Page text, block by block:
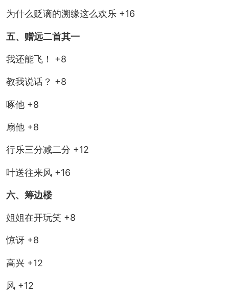
为什么贬谪的溯缘这么欢乐 +16
五、赠远二首其一
我还能飞！ +8
教我说话？ +8
啄他 +8
扇他 +8
行乐三分减二分 +12
叶送往来风 +16
六、筹边楼
姐姐在开玩笑 +8
惊讶 +8
高兴 +12
风 +12